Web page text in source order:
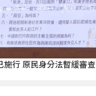
施行 原民身分法暫緩審查